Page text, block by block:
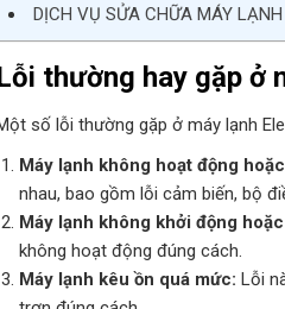
DỊCH VỤ SỬA CHỮA MÁY
thường hay gặp ở
số lỗi thường gặp ở máy lạnh
Máy lạnh không hoạt động
nhau, bao gồm lỗi cảm biến, bộ
Máy lạnh không khởi động
không hoạt động đúng cách.
Máy lạnh kêu ồn quá mức: Lỗi